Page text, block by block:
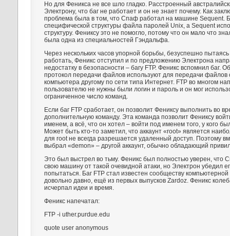
Но для Феникса не все шло гладко. Расстроенный
Электрону, что баг не работает и он не знает почему. Как
проблема была в том, что Спаф работал на машине Sequent.
специфической структуры файла паролей Unix, а Sequent
структуру. Фениксу это не помогло, потому что он мало что
была одна из специальностей Гэндальфа.
Через нескольких часов упорной борьбы, безуспешно пытаясь
работать, Феникс отступил и по предложению Электрона
недостатку в безопасности – багу FTP. Феникс вспомнил баг.
протокол передачи файлов используют для передачи файлов
компьютера другому по сети типа Интернет. FTP во многом
пользователю не нужны были логин и пароль и он мог
ограниченное число команд.
Если баг FTP сработает, он позволит Фениксу выполнить во
дополнительную команду. Эта команда позволит Фениксу
именем, а всё, что он хотел – войти под именем того, у кого
Может быть кто-то заметил, что аккаунт «root» является
для root не всегда разрешается удаленный доступ. Поэтому
выбрал «demon» – другой аккаунт, обычно обладающий
Это был выстрел во тьму. Феникс был полностью уверен, что
свою машину от такой очевидной атаки, но Электрон убедил
попытаться. Баг FTP стал известен сообществу
довольно давно, ещё из первых выпусков Zardoz. Феникс
исчерпал идеи и время.
Феникс напечатал:
FTP -i uther.purdue.edu
quote user anonymous